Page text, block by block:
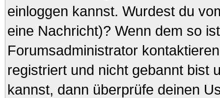
einloggen kannst. Wurdest du
eine Nachricht)? Wenn dem so
Forumsadministrator
registriert und nicht gebannt bist
kannst, dann überprüfe deinen